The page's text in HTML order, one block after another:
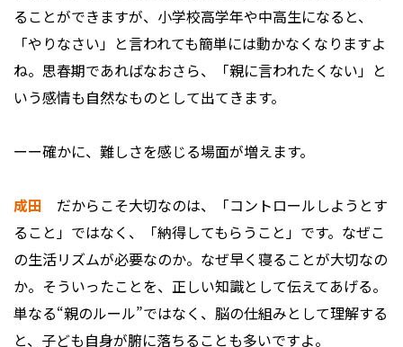
ることができますが、小学校高学年や中高生になると、
「やりなさい」と言われても簡単には動かなくなりますよ
ね。思春期であればなおさら、「親に言われたくない」と
いう感情も自然なものとして出てきます。
ーー確かに、難しさを感じる場面が増えます。
成田 だからこそ大切なのは、「コントロールしようとす
ること」ではなく、「納得してもらうこと」です。なぜこ
の生活リズムが必要なのか。なぜ早く寝ることが大切なの
か。そういったことを、正しい知識として伝えてあげる。
単なる“親のルール”ではなく、脳の仕組みとして理解する
と、子ども自身が腑に落ちることも多いですよ。